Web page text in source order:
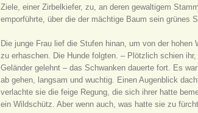
Ziele, einer Zirbelkiefer, zu, an deren gewaltigem
emporführte, über die der mächtige Baum sein grünes
Die junge Frau lief die Stufen hinan, um von der
zu erhaschen. Die Hunde folgten. – Plötzlich schien
Geländer gelehnt – das Schwanken dauerte fort. Es
ab gehen, langsam und wuchtig. Einen Augenblick
verlachte sie die feige Regung, die sich ihrer hatte
ein Wildschütz. Aber wenn auch, was hatte sie zu